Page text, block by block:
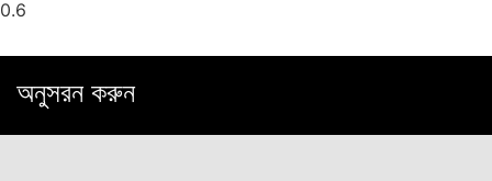
অনুসরন করুন